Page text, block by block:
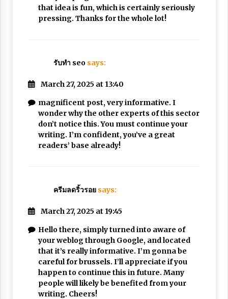
that idea is fun, which is certainly seriously
pressing. Thanks for the whole lot!
รับทำ seo says:
March 27, 2025 at 13:40
magnificent post, very informative. I
wonder why the other experts of this sector
don’t notice this. You must continue your
writing. I’m confident, you’ve a great
readers’ base already!
ครีมลดริ้วรอย says:
March 27, 2025 at 19:45
Hello there, simply turned into aware of
your weblog through Google, and located
that it’s really informative. I’m gonna be
careful for brussels. I’ll appreciate if you
happen to continue this in future. Many
people will likely be benefited from your
writing. Cheers!